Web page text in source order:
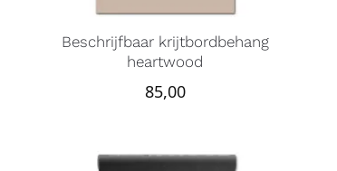
Beschrijfbaar krijtbordbehang
heartwood
85,00